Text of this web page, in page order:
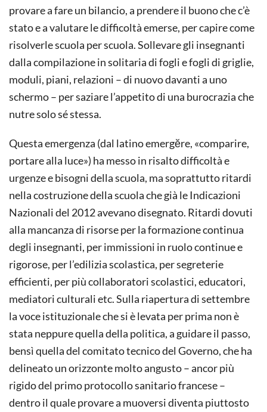
provare a fare un bilancio, a prendere il buono che c’è
stato e a valutare le difficoltà emerse, per capire come
risolverle scuola per scuola. Sollevare gli insegnanti
dalla compilazione in solitaria di fogli e fogli di griglie,
moduli, piani, relazioni – di nuovo davanti a uno
schermo – per saziare l’appetito di una burocrazia che
nutre solo sé stessa.
Questa emergenza (dal latino emergĕre, «comparire,
portare alla luce») ha messo in risalto difficoltà e
urgenze e bisogni della scuola, ma soprattutto ritardi
nella costruzione della scuola che già le Indicazioni
Nazionali del 2012 avevano disegnato. Ritardi dovuti
alla mancanza di risorse per la formazione continua
degli insegnanti, per immissioni in ruolo continue e
rigorose, per l’edilizia scolastica, per segreterie
efficienti, per più collaboratori scolastici, educatori,
mediatori culturali etc. Sulla riapertura di settembre
la voce istituzionale che si è levata per prima non è
stata neppure quella della politica, a guidare il passo,
bensì quella del comitato tecnico del Governo, che ha
delineato un orizzonte molto angusto – ancor più
rigido del primo protocollo sanitario francese –
dentro il quale provare a muoversi diventa piuttosto